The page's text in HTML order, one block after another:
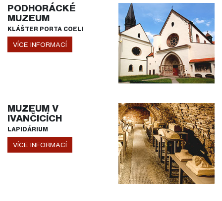
PODHORÁCKÉ
MUZEUM
KLÁŠTER PORTA COELI
VÍCE INFORMACÍ
MUZEUM V
IVANČICÍCH
LAPIDÁRIUM
VÍCE INFORMACÍ